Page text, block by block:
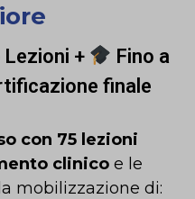
Lezioni +
Fino a
finale
con 75 lezioni
clinico e le
mobilizzazione di: